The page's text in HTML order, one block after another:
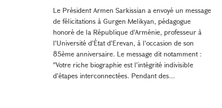
Le Président Armen Sarkissian a envoyé un message
de félicitations à Gurgen Melikyan, pédagogue
honoré de la République d'Arménie, professeur à
l'Université d'État d'Erevan, à l'occasion de son
85ème anniversaire. Le message dit notamment :
"Votre riche biographie est l'intégrité indivisible
d'étapes interconnectées. Pendant des...